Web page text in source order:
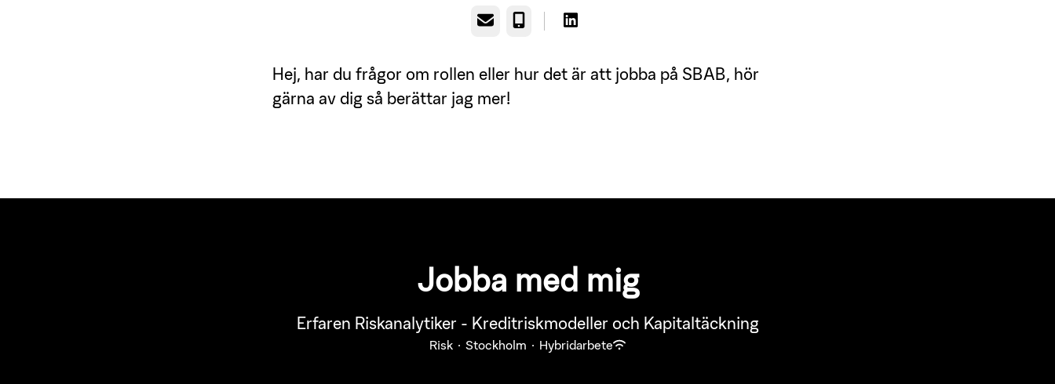
E-post Telefon
Hej, har du frågor om rollen eller hur det är att jobba på SBAB, hör
gärna av dig så berättar jag mer!
Jobba med mig
Erfaren Riskanalytiker - Kreditriskmodeller och Kapitaltäckning
Risk · Stockholm · Hybridarbete